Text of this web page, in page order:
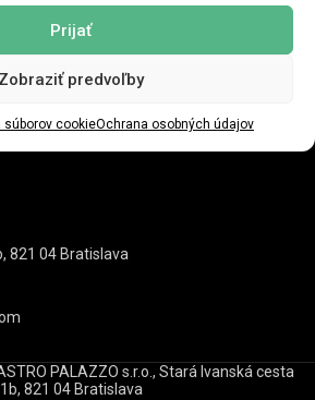
Prijať
Zobraziť predvoľby
súborov cookieOchrana osobných údajov
821 04 Bratislava
PALAZZO s.r.o., Stará Ivanská cesta
1b, 821 04 Bratislava